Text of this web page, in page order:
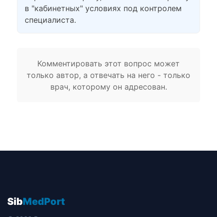
в "кабинетных" условиях под контролем
специалиста.
Комментировать этот вопрос может
только автор, а отвечать на него - только
врач, которому он адресован.
SibMedPort